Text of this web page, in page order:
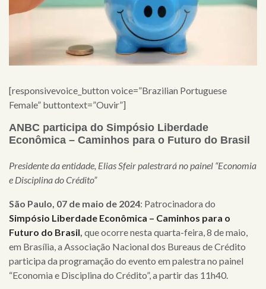
home
quem
somos
[responsivevoice_button voice=”Brazilian Portuguese
Female” buttontext=”Ouvir”]
ANBC participa do Simpósio Liberdade
Econômica – Caminhos para o Futuro do Brasil
Presidente da entidade, Elias Sfeir palestrará no painel “Economia
e Disciplina do Crédito”
São Paulo, 07 de maio de 2024: Patrocinadora do
Simpósio Liberdade Econômica – Caminhos para o
Futuro do Brasil, que ocorre nesta quarta-feira, 8 de maio,
em Brasília, a Associação Nacional dos Bureaus de Crédito
participa da programação do evento em palestra no painel
“Economia e Disciplina do Crédito”, a partir das 11h40.